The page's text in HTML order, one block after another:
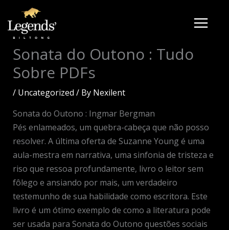
content
Sonata do Outono : Tudo
Sobre PDFs
/ Uncategorized / By Nexilent
Sonata do Outono : Ingmar Bergman
Pés enlameados, um quebra-cabeça que não posso
resolver. A última oferta de Suzanne Young é uma
aula-mestra em narrativa, uma sinfonia de tristeza e
riso que ressoa profundamente, livro o leitor sem
fôlego e ansiando por mais, um verdadeiro
testemunho de sua habilidade como escritora. Este
livro é um ótimo exemplo de como a literatura pode
ser usada para Sonata do Outono questões sociais